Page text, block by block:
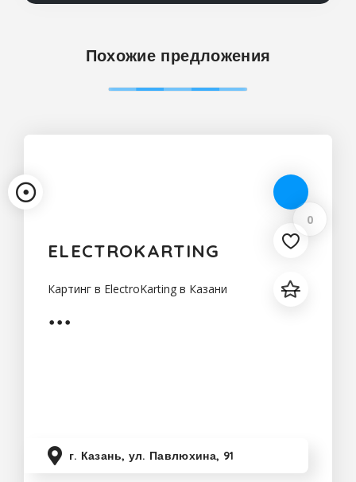
Похожие предложения
0
ELECTROKARTING
Картинг в ElectroKarting в Казани
г. Казань, ул. Павлюхина, 91